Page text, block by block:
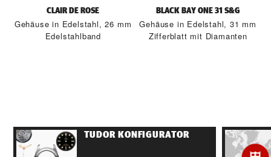
CLAIR DE ROSE
Gehäuse in Edelstahl, 26 mm
Edelstahlband
BLACK BAY ONE 31 S&G
Gehäuse in Edelstahl, 31 mm
Zifferblatt mit Diamanten
TUDOR KONFIGURATOR